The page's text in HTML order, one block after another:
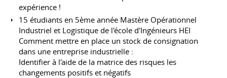
expérience !
15 étudiants en 5ème année Mastère Opérationnel
Industriel et Logistique de l'école d'Ingénieurs HEI
Comment mettre en place un stock de consignation
dans une entreprise industrielle :
Identifier à l'aide de la matrice des risques les
changements positifs et négatifs